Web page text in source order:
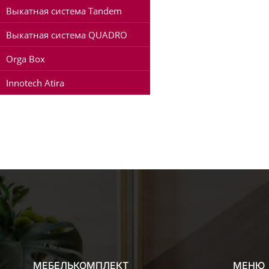
Выкатная система Tandem
Выкатная система QUADRO
Orga Box
Innotech Atira
МЕБЕЛЬКОМПЛЕКТ МЕНЮ